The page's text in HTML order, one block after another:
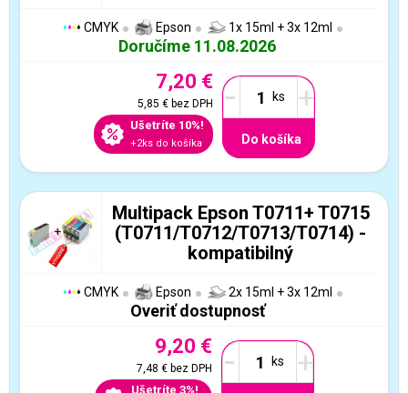
CMYK Epson 1x 15ml + 3x 12ml
Doručíme 11.08.2026
7,20 €
5,85 €bez DPH
Ušetríte 10%!
+2ks do košíka
- +
Do košíka
Multipack Epson T0711+ T0715
(T0711/T0712/T0713/T0714) -
kompatibilný
CMYK Epson 2x 15ml + 3x 12ml
Overiť dostupnosť
9,20 €
7,48 €bez DPH
Ušetríte 3%!
- +